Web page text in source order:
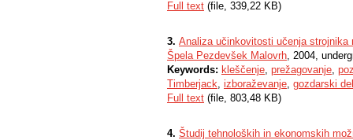
Full text (file, 339,22 KB)
3. Analiza učinkovitosti učenja strojnika
Špela Pezdevšek Malovrh, 2004,
Keywords: kleščenje, prežagovanje,
Timberjack, izboraževanje, gozdarski
Full text (file, 803,48 KB)
4. Študij tehnoloških in ekonomskih